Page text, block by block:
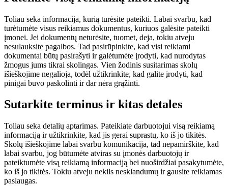
Toliau seka informacija, kurią turėsite pateikti. Labai svarbu, kad
turėtumėte visus reikiamus dokumentus, kuriuos galėsite pateikti
įmonei. Jei dokumentų neturėsite, tuomet, deja, tokiu atveju
nesulauksite pagalbos. Tad pasirūpinkite, kad visi reikiami
dokumentai būtų pasirašyti ir galėtumėte įrodyti, kad nurodytas
žmogus jums tikrai skolingas. Vien žodinis susitarimas skolų
išieškojime negalioja, todėl užtikrinkite, kad galite įrodyti, kad
pinigai buvo paskolinti ir dar nėra grąžinti.
Sutarkite terminus ir kitas detales
Toliau seka detalių aptarimas. Pateikiate darbuotojui visą reikiamą
informaciją ir užtikrinkite, kad jis gerai suprastų, ko iš jo tikitės.
Skolų išieškojime labai svarbu komunikacija, tad nepamirškite, kad
labai svarbu, jog būtumėte atviras su įmonės darbuotojų ir
pateiktumėte visą reikiamą informaciją bei nuoširdžiai pasakytumėte,
ko iš jo tikitės. Tokiu atveju nekils nesklandumų ir gausite reikiamas
paslaugas.